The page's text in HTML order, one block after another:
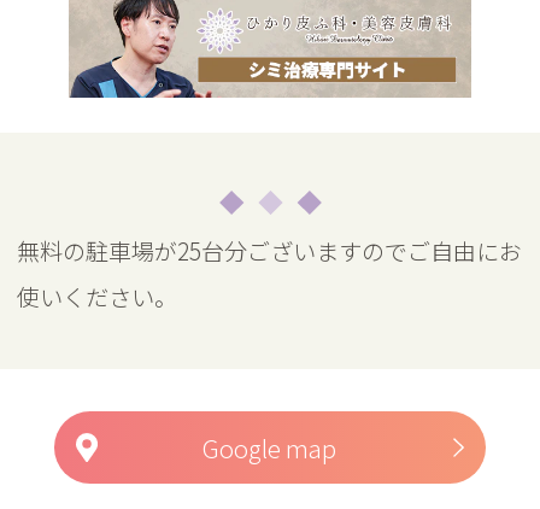
無料の駐車場が25台分ございますのでご自由にお
使いください。
Google map